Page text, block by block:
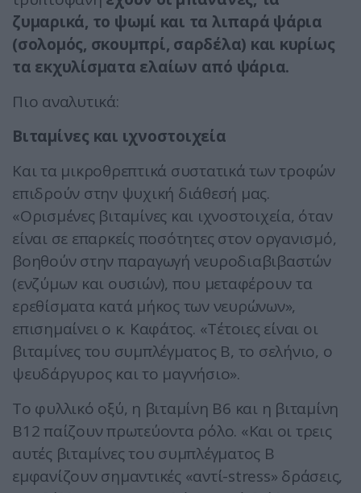
ζυμαρικά, το ψωμί και τα λιπαρά ψάρια
(σολομός, σκουμπρί, σαρδέλα) και κυρίως
τα εκχυλίσματα ελαίων από ψάρια.
Πιο αναλυτικά:
Βιταμίνες και ιχνοστοιχεία
Και τα μικροθρεπτικά συστατικά των τροφών
επιδρούν στην ψυχική διάθεσή μας.
«Ορισμένες βιταμίνες και ιχνοστοιχεία, όταν
είναι σε επαρκείς ποσότητες στον οργανισμό,
βοηθούν στην παραγωγή νευροδιαβιβαστών
(ενζύμων και ουσιών), που μεταφέρουν τα
ερεθίσματα κατά μήκος των νευρώνων»,
επισημαίνει ο κ. Καφάτος. «Τέτοιες είναι οι
βιταμίνες του συμπλέγματος Β, το σελήνιο, ο
ψευδάργυρος και το μαγνήσιο».
Το φυλλικό οξύ, η βιταμίνη Β6 και η βιταμίνη
Β12 παίζουν πρωτεύοντα ρόλο. «Και οι τρεις
αυτές βιταμίνες του συμπλέγματος Β
εμφανίζουν σημαντικές «αντί-stress» δράσεις,